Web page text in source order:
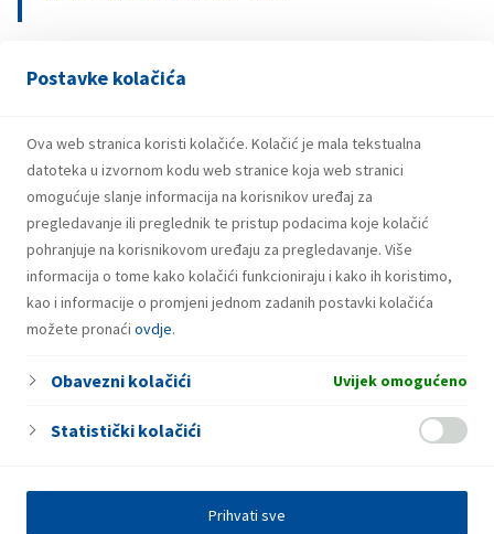
Postavke kolačića
Ova web stranica koristi kolačiće. Kolačić je mala tekstualna
datoteka u izvornom kodu web stranice koja web stranici
omogućuje slanje informacija na korisnikov uređaj za
pregledavanje ili preglednik te pristup podacima koje kolačić
pohranjuje na korisnikovom uređaju za pregledavanje. Više
informacija o tome kako kolačići funkcioniraju i kako ih koristimo,
kao i informacije o promjeni jednom zadanih postavki kolačića
možete pronaći ovdje.
Obavezni kolačići Uvijek omogućeno
Statistički kolačići
Prihvati sve
21.07.2026.
u iznosu od 500 milijuna eura